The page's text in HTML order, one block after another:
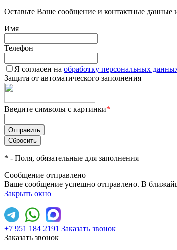
Оставьте Ваше сообщение и контактные
Имя
Телефон
Я согласен на обработку персональных
Защита от автоматического заполнения
Введите символы с картинки*
* - Поля, обязательные для заполнения
Сообщение отправлено
Ваше сообщение успешно отправлено. В
Закрыть окно
+7 951 184 2191 Заказать звонок
Заказать звонок